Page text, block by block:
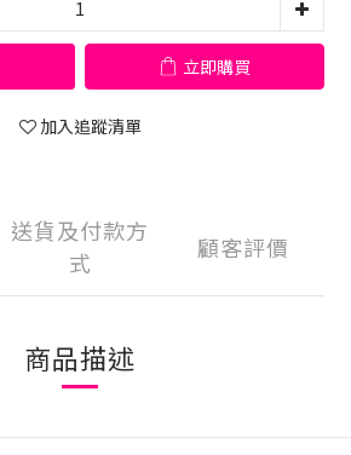
立即購買
加入追蹤清單
送貨及付款方
式
顧客評價
商品描述